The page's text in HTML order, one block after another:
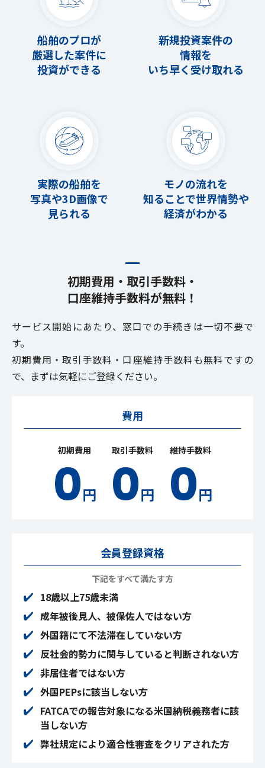
船舶のプロが
厳選した案件に
投資ができる
新規投資案件の
情報を
いち早く受け取れる
実際の船舶を
写真や3D画像で
見られる
モノの流れを
知ることで世界情勢や
経済がわかる
初期費用・取引手数料・
口座維持手数料が無料！
サービス開始にあたり、窓口での手続きは一切不要で
す。
初期費用・取引手数料・口座維持手数料も無料ですの
で、 まずは気軽にご登録ください。
費用
初期費用
0円
取引手数料
0円
維持手数料
0円
会員登録資格
下記をすべて満たす方
18歳以上75歳未満
成年被後見人、被保佐人ではない方
外国籍にて不法滞在していない方
反社会的勢力に関与していると判断されない方
非居住者ではない方
外国PEPsに該当しない方
FATCAでの報告対象になる米国納税義務者に該
当しない方
弊社規定により適合性審査をクリアされた方